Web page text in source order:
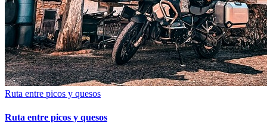
Ruta entre picos y quesos
Ruta entre picos y quesos